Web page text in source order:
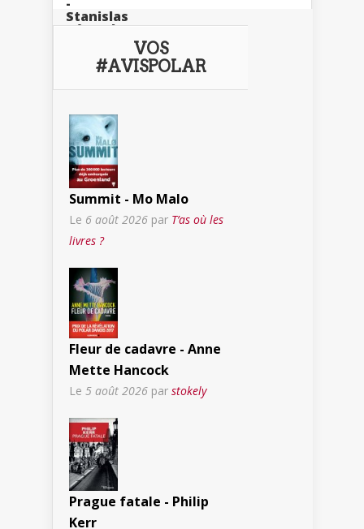
VOS
#AVISPOLAR
Summit - Mo Malo
Le 6 août 2026 par T’as où les
livres ?
Fleur de cadavre - Anne
Mette Hancock
Le 5 août 2026 par stokely
Prague fatale - Philip
Kerr